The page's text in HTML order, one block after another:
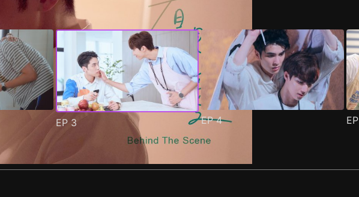
EP 3 EP4 EP